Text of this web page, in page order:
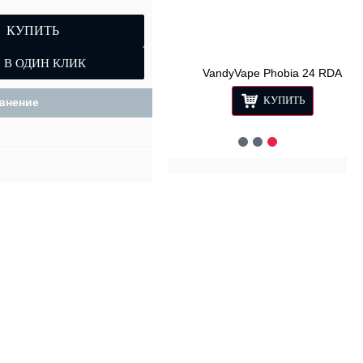
VandyVape Phobia 24 RDA
КУПИТЬ
КУПИТЬ